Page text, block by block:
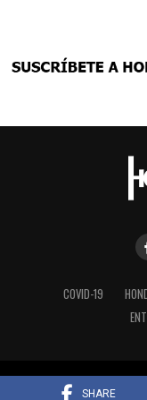
SHARE
COVID-19